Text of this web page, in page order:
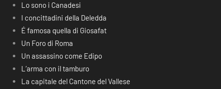
Lo sono i Canadesi
I concittadini della Deledda
É famosa quella di Giosafat
Un Foro di Roma
Un assassino come Edipo
L’arma con il tamburo
La capitale del Cantone del Vallese